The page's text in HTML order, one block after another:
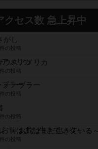
クセス数 急上昇中
し
の投稿
ウスアメリカ
の投稿
テーブラー
の投稿
の投稿
～お前はまだ生きている～
の投稿